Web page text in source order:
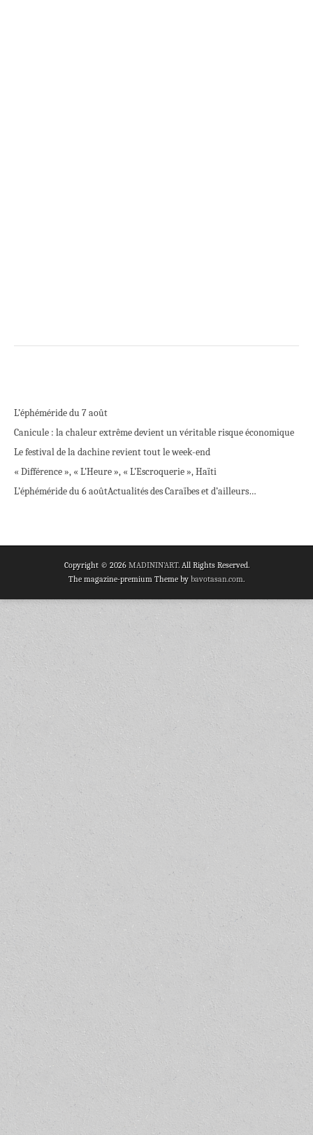
L’éphéméride du 7 août
Canicule : la chaleur extrême devient un véritable risque économique
Le festival de la dachine revient tout le week-end
« Différence », « L’Heure », « L’Escroquerie », Haïti
L’éphéméride du 6 aoûtActualités des Caraïbes et d’ailleurs…
Copyright © 2026 MADININ'ART. All Rights Reserved.
The magazine-premium Theme by bavotasan.com.